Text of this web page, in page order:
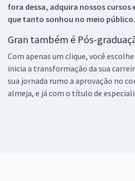
fora dessa, adquira nossos cursos
que tanto sonhou no meio público.
Gran também é Pós-
Com apenas um clique, você
inicia a transformação da sua
sua jornada rumo a aprovação no
almeja, e já com o título de